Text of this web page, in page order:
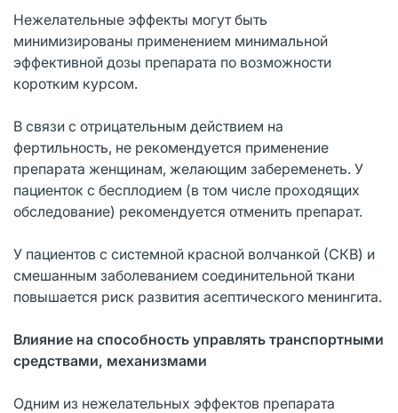
Нежелательные эффекты могут быть
минимизированы применением минимальной
эффективной дозы препарата по возможности
коротким курсом.
В связи с отрицательным действием на
фертильность, не рекомендуется применение
препарата женщинам, желающим забеременеть. У
пациенток с бесплодием (в том числе проходящих
обследование) рекомендуется отменить препарат.
У пациентов с системной красной волчанкой (СКВ) и
смешанным заболеванием соединительной ткани
повышается риск развития асептического менингита.
Влияние на способность управлять транспортными
средствами, механизмами
Одним из нежелательных эффектов препарата